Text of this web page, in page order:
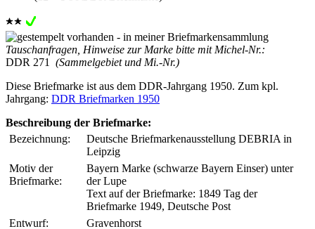
Tauschanfragen, Hinweise zur Marke bitte mit Michel-Nr.:
DDR 271
(Sammelgebiet und Mi.-Nr.)
Diese Briefmarke ist aus dem DDR-Jahrgang 1950. Zum kpl.
Jahrgang: DDR Briefmarken 1950
Beschreibung der Briefmarke:
Bezeichnung:
Deutsche Briefmarkenausstellung DEBRIA in
Leipzig
Motiv der
Briefmarke:
Bayern Marke (schwarze Bayern Einser) unter
der Lupe
Text auf der Briefmarke: 1849 Tag der
Briefmarke 1949, Deutsche Post
Entwurf:
Gravenhorst